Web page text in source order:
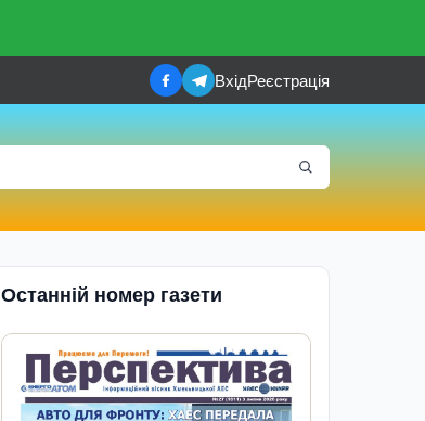
ВхідРеєстрація
Останній номер газети